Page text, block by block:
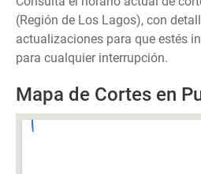
(Región de Los Lagos), con
actualizaciones para que estés
para cualquier interrupción.
Mapa de Cortes en